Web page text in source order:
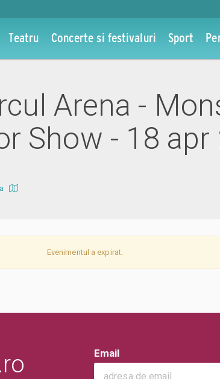
Teatru Concerte si festivaluri Sport
Arena -
Show - 18 apr
Evenimentul a expirat.
Email